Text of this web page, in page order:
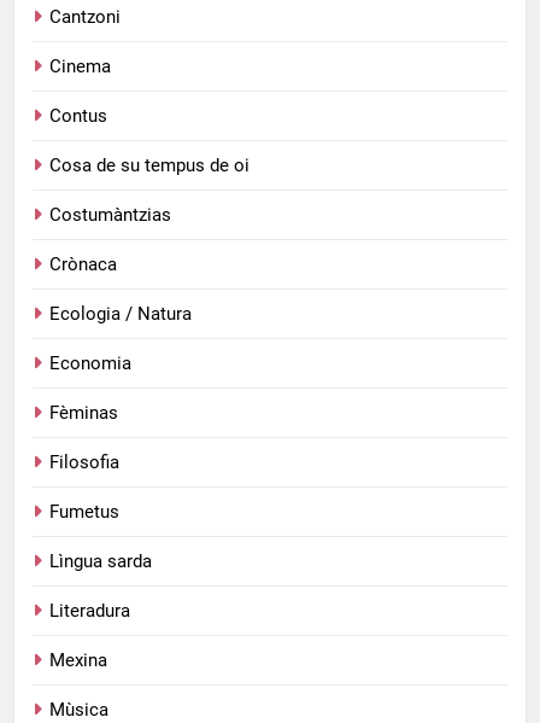
Cantzoni
Cinema
Contus
Cosa de su tempus de oi
Costumàntzias
Crònaca
Ecologia / Natura
Economia
Fèminas
Filosofia
Fumetus
Lìngua sarda
Literadura
Mexina
Mùsica